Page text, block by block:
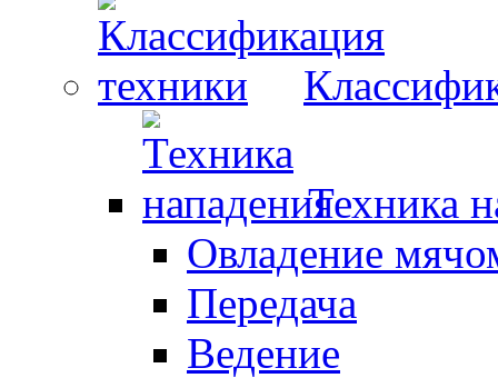
Техника
Овладение
Передача
Ведение